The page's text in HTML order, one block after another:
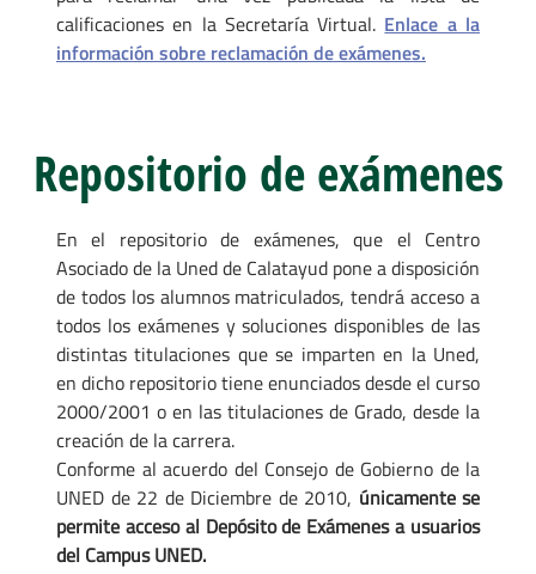
calificaciones en la Secretaría Virtual. Enlace a la
información sobre reclamación de exámenes.
Repositorio de exámenes
En el repositorio de exámenes, que el Centro
Asociado de la Uned de Calatayud pone a disposición
de todos los alumnos matriculados, tendrá acceso a
todos los exámenes y soluciones disponibles de las
distintas titulaciones que se imparten en la Uned,
en dicho repositorio tiene enunciados desde el curso
2000/2001 o en las titulaciones de Grado, desde la
creación de la carrera.
Conforme al acuerdo del Consejo de Gobierno de la
UNED de 22 de Diciembre de 2010, únicamente se
permite acceso al Depósito de Exámenes a usuarios
del Campus UNED.